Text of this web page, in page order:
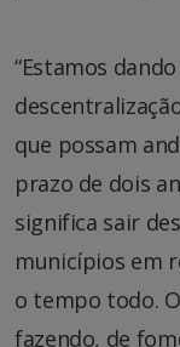
“Estamos
que possam
prazo de dois
significa sair
municípios em
o tempo todo.
fazendo, de